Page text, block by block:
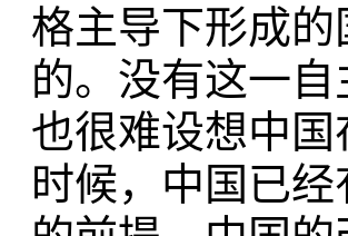
格主导下形成
的。没有这一
也很难设想中
时候，中国已